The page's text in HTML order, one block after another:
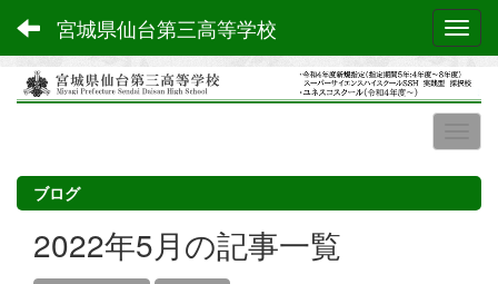
宮城県仙台第三高等学校
ブログ
2022年5月の記事一覧